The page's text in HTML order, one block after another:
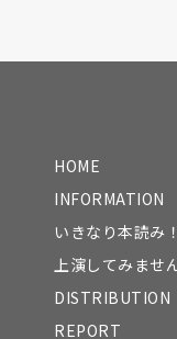
HOME
INFORMATION
いきなり本読み！
上演してみませ
DISTRIBUTION
REPORT